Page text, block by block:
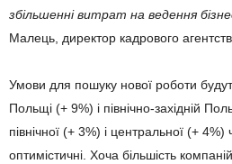
збільшенні витрат на ведення
Малець, директор кадрового
Умови для пошуку нової роботи
Польщі (+ 9%) і північно-західній
північної (+ 3%) і центральної (+
оптимістичні. Хоча більшість